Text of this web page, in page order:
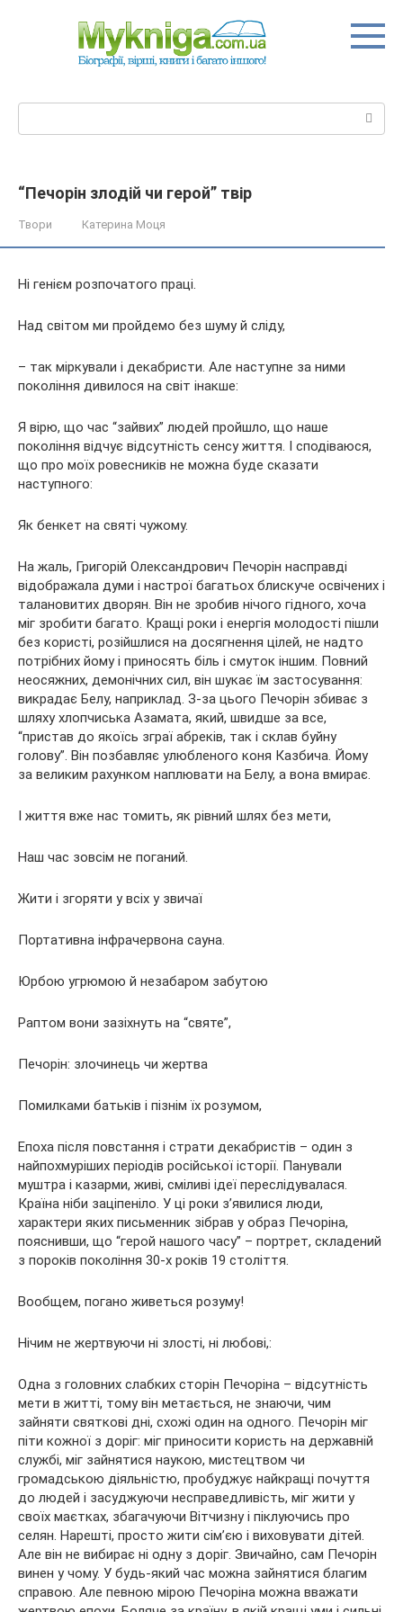
“Печорін злодій чи герой” твір
Твори Катерина Моця
Ні генієм розпочатого праці.
Над світом ми пройдемо без шуму й сліду,
– так міркували і декабристи. Але наступне за ними
покоління дивилося на світ інакше:
Я вірю, що час “зайвих” людей пройшло, що наше
покоління відчує відсутність сенсу життя. І сподіваюся,
що про моїх ровесників не можна буде сказати
наступного:
Як бенкет на святі чужому.
На жаль, Григорій Олександрович Печорін насправді
відображала думи і настрої багатьох блискуче освічених і
талановитих дворян. Він не зробив нічого гідного, хоча
міг зробити багато. Кращі роки і енергія молодості пішли
без користі, розійшлися на досягнення цілей, не надто
потрібних йому і приносять біль і смуток іншим. Повний
неосяжних, демонічних сил, він шукає їм застосування:
викрадає Белу, наприклад. З-за цього Печорін збиває з
шляху хлопчиська Азамата, який, швидше за все,
“пристав до якоїсь зграї абреків, так і склав буйну
голову”. Він позбавляє улюбленого коня Казбича. Йому
за великим рахунком наплювати на Белу, а вона вмирає.
І життя вже нас томить, як рівний шлях без мети,
Наш час зовсім не поганий.
Жити і згоряти у всіх у звичаї
Портативна інфрачервона сауна.
Юрбою угрюмою й незабаром забутою
Раптом вони зазіхнуть на “святе”,
Печорін: злочинець чи жертва
Помилками батьків і пізнім їх розумом,
Епоха після повстання і страти декабристів – один з
найпохмуріших періодів російської історії. Панували
муштра і казарми, живі, сміливі ідеї переслідувалася.
Країна ніби заціпеніло. У ці роки з’явилися люди,
характери яких письменник зібрав у образ Печоріна,
пояснивши, що “герой нашого часу” – портрет, складений
з пороків покоління 30-х років 19 століття.
Вообщем, погано живеться розуму!
Нічим не жертвуючи ні злості, ні любові,:
Одна з головних слабких сторін Печоріна – відсутність
мети в житті, тому він метається, не знаючи, чим
зайняти святкові дні, схожі один на одного. Печорін міг
піти кожної з доріг: міг приносити користь на державній
службі, міг зайнятися наукою, мистецтвом чи
громадською діяльністю, пробуджує найкращі почуття
до людей і засуджуючи несправедливість, міг жити у
своїх маєтках, збагачуючи Вітчизну і піклуючись про
селян. Нарешті, просто жити сім’єю і виховувати дітей.
Але він не вибирає ні одну з доріг. Звичайно, сам Печорін
винен у чому. У будь-який час можна зайнятися благим
справою. Але певною мірою Печоріна можна вважати